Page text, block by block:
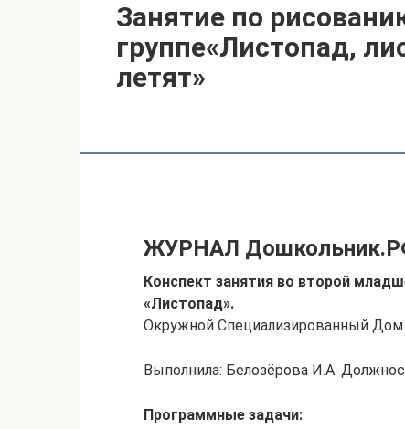
Занятие по
группе«Листопад,
летят»
ЖУРНАЛ
Конспект занятия во второй
«Листопад».
Окружной Специализированный Дом
Выполнила: Белозёрова И.А.
Программные задачи: